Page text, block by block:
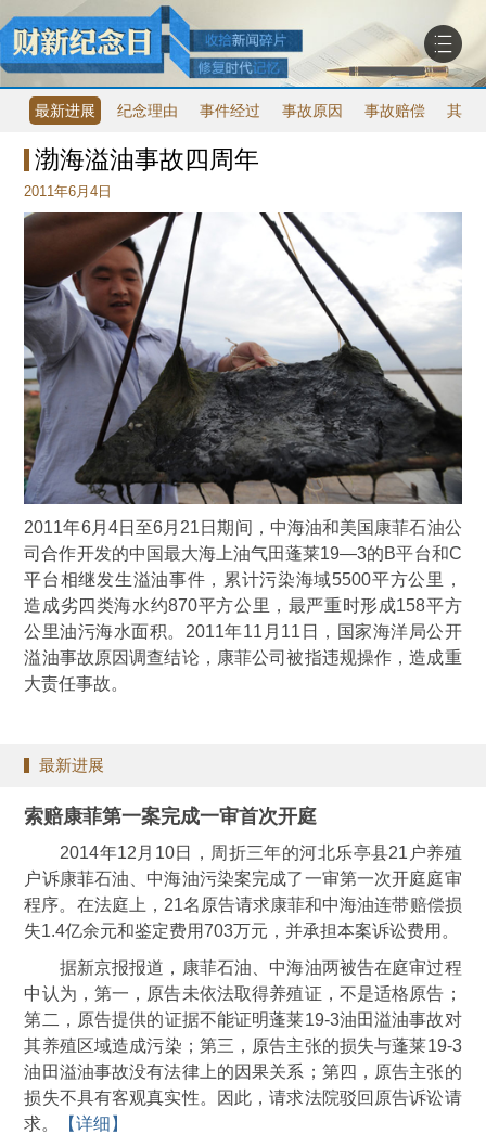
最新进展 纪念理由 事件经过 事故原因 事故赔偿 其他
渤海溢油事故四周年
2011年6月4日
2011年6月4日至6月21日期间，中海油和美国康菲石油公
司合作开发的中国最大海上油气田蓬莱19—3的B平台和C
平台相继发生溢油事件，累计污染海域5500平方公里，
造成劣四类海水约870平方公里，最严重时形成158平方
公里油污海水面积。2011年11月11日，国家海洋局公开
溢油事故原因调查结论，康菲公司被指违规操作，造成重
大责任事故。
最新进展
索赔康菲第一案完成一审首次开庭
2014年12月10日，周折三年的河北乐亭县21户养殖
户诉康菲石油、中海油污染案完成了一审第一次开庭庭审
程序。在法庭上，21名原告请求康菲和中海油连带赔偿损
失1.4亿余元和鉴定费用703万元，并承担本案诉讼费用。
据新京报报道，康菲石油、中海油两被告在庭审过程
中认为，第一，原告未依法取得养殖证，不是适格原告；
第二，原告提供的证据不能证明蓬莱19-3油田溢油事故对
其养殖区域造成污染；第三，原告主张的损失与蓬莱19-3
油田溢油事故没有法律上的因果关系；第四，原告主张的
损失不具有客观真实性。因此，请求法院驳回原告诉讼请
求。
【详细】